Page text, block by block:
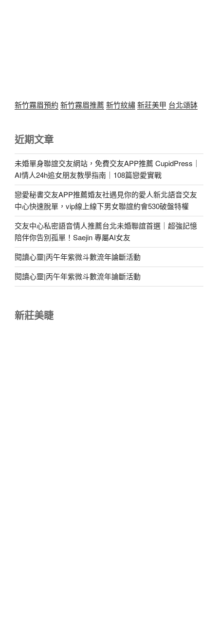
新竹霧眉預約 新竹霧眉推薦 新竹紋繡新莊美甲 台北頌缽
近期文章
未婚單身聯誼交友網站，免費交友APP推薦 CupidPress｜
AI情人24h追女朋友教學指南｜108篇戀愛實戰
戀愛秘書交友APP推薦婚友社遇見你的愛人新北語音交友
中心快速脫單，vip線上線下男女聯誼約會530破盤特權
交友中心私密語音情人推薦台北未婚聯誼首選｜超強記憶
陪伴你告別孤單！Saejin 專屬AI女友
閱讀心靈|丙午年紫微斗數流年論斷活動
閱讀心靈|丙午年紫微斗數流年論斷活動
新莊美睫